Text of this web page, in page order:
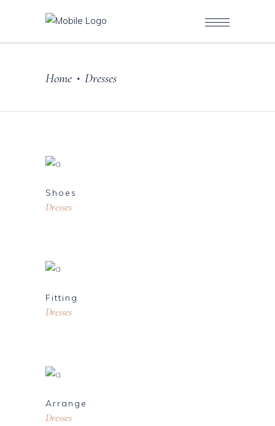
Home • Dresses
Shoes
Dresses
Fitting
Dresses
Arrange
Dresses